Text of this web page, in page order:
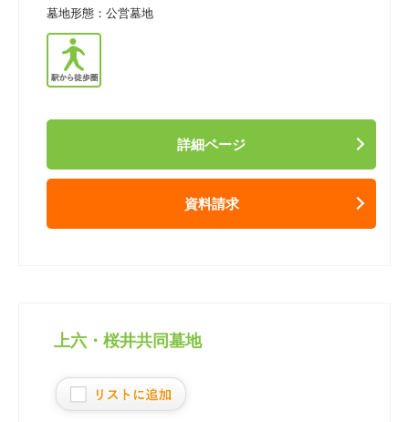
墓地形態： 公営墓地
詳細ページ
資料請求
上六・桜井共同墓地